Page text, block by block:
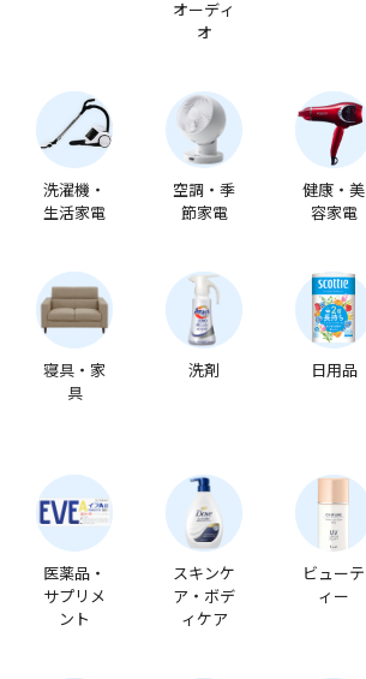
オーディ
オ
洗濯機・
生活家電
空調・季
節家電
健康・美
容家電
寝具・家
具
洗剤 日用品
医薬品・
サプリメ
ント
スキンケ
ア・ボデ
ィケア
ビューテ
ィー